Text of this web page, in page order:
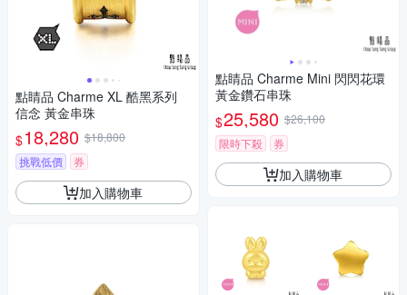
點睛品 Charme XL 酷黑系列
信念 黃金串珠
$18,280 $18,800
挑戰低價
券
加入購物車
點睛品 Charme Mini 閃閃花環
黃金鑽石串珠
$25,580 $26,100
限時下殺
券
加入購物車